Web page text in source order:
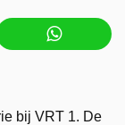
bij VRT 1. De